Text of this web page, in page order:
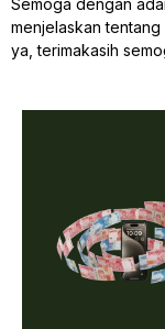
Semoga dengan
menjelaskan
ya, terimakasih